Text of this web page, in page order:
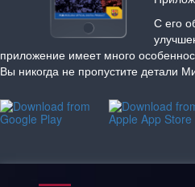
С его
приложение имеет много
Вы никогда не пропустите детали